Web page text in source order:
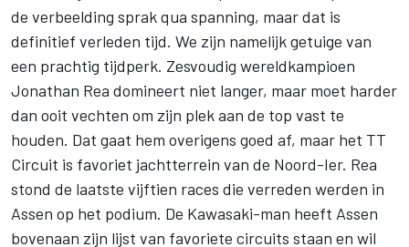
de verbeelding sprak qua spanning, maar dat is
definitief verleden tijd. We zijn namelijk getuige van
een prachtig tijdperk. Zesvoudig wereldkampioen
Jonathan Rea domineert niet langer, maar moet harder
dan ooit vechten om zijn plek aan de top vast te
houden. Dat gaat hem overigens goed af, maar het TT
Circuit is favoriet jachtterrein van de Noord-Ier. Rea
stond de laatste vijftien races die verreden werden in
Assen op het podium. De Kawasaki-man heeft Assen
bovenaan zijn lijst van favoriete circuits staan en wil